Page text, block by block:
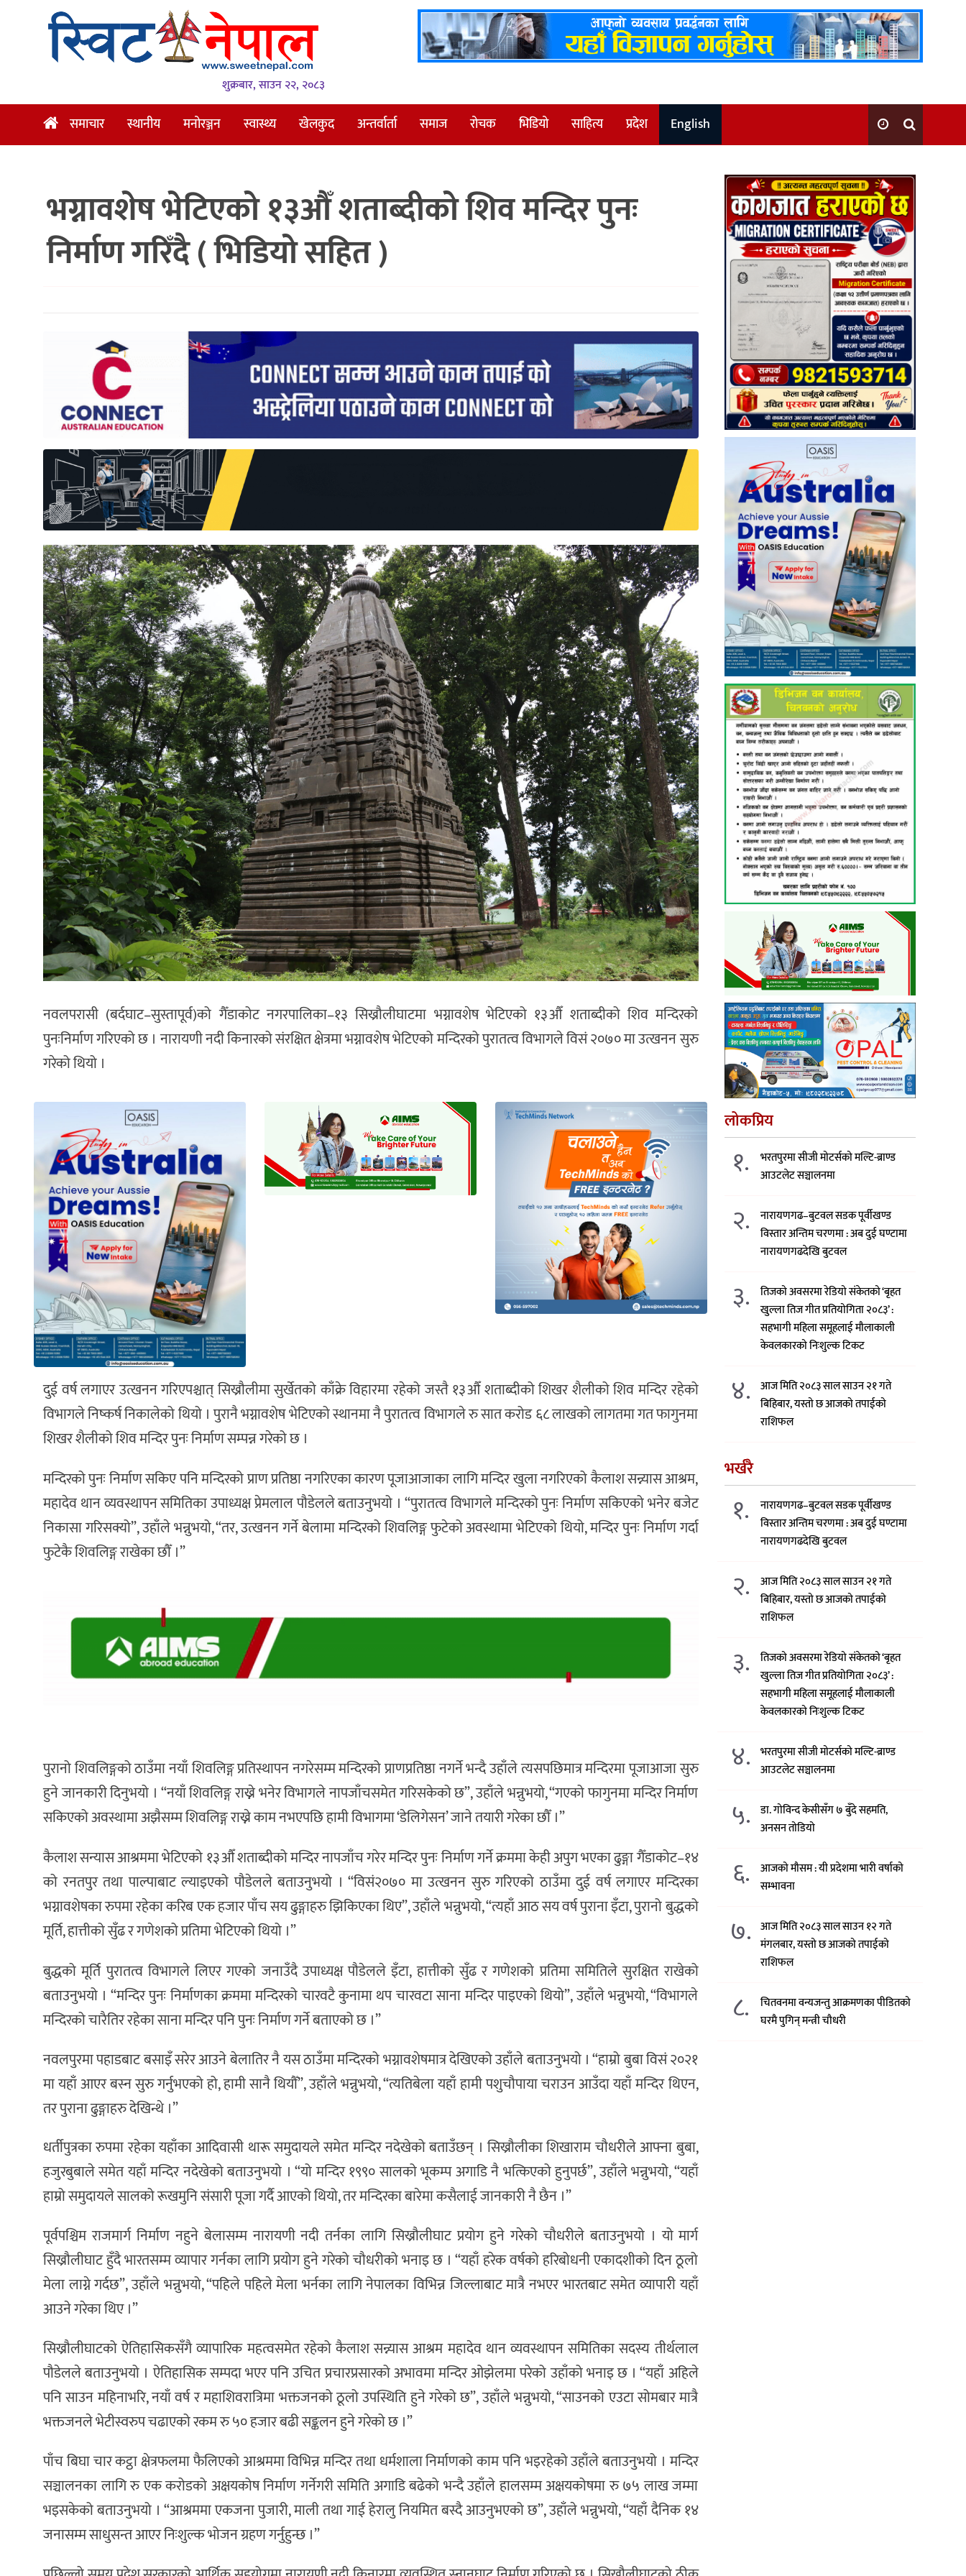
मनोरञ्जन
स्वास्थ्य
अन्तर्वार्ता
समाज
रोचक
शुक्रबार, साउन २२, २०८३
समाचार स्थानीय मनोरञ्जन स्वास्थ्य खेलकुद अन्तर्वार्ता समाज रोचक भिडियो साहित्य प्रदेश English
भग्नावशेष भेटिएको १३औँ शताब्दीको शिव मन्दिर पुनः
निर्माण गरिँदै ( भिडियो सहित )
नवलपरासी (बर्दघाट–सुस्तापूर्व)को गैँडाकोट नगरपालिका–१३ सिख्रौलीघाटमा भग्नावशेष भेटिएको १३औँ शताब्दीको शिव मन्दिरको
पुनःनिर्माण गरिएको छ । नारायणी नदी किनारको संरक्षित क्षेत्रमा भग्नावशेष भेटिएको मन्दिरको पुरातत्व विभागले विसं २०७० मा उत्खनन सुरु
गरेको थियो ।
दुई वर्ष लगाएर उत्खनन गरिएपश्चात् सिख्रौलीमा सुर्खेतको काँक्रे विहारमा रहेको जस्तै १३औँ शताब्दीको शिखर शैलीको शिव मन्दिर रहेको
विभागले निष्कर्ष निकालेको थियो । पुरानै भग्नावशेष भेटिएको स्थानमा नै पुरातत्व विभागले रु सात करोड ६८ लाखको लागतमा गत फागुनमा
शिखर शैलीको शिव मन्दिर पुनः निर्माण सम्पन्न गरेको छ ।
मन्दिरको पुनः निर्माण सकिए पनि मन्दिरको प्राण प्रतिष्ठा नगरिएका कारण पूजाआजाका लागि मन्दिर खुला नगरिएको कैलाश सन्न्यास आश्रम,
महादेव थान व्यवस्थापन समितिका उपाध्यक्ष प्रेमलाल पौडेलले बताउनुभयो । “पुरातत्व विभागले मन्दिरको पुनः निर्माण सकिएको भनेर बजेट
निकासा गरिसक्यो”, उहाँले भन्नुभयो, “तर, उत्खनन गर्ने बेलामा मन्दिरको शिवलिङ्ग फुटेको अवस्थामा भेटिएको थियो, मन्दिर पुनः निर्माण गर्दा
फुटेकै शिवलिङ्ग राखेका छौँ ।”
पुरानो शिवलिङ्गको ठाउँमा नयाँ शिवलिङ्ग प्रतिस्थापन नगरेसम्म मन्दिरको प्राणप्रतिष्ठा नगर्ने भन्दै उहाँले त्यसपछिमात्र मन्दिरमा पूजाआजा सुरु
हुने जानकारी दिनुभयो । “नयाँ शिवलिङ्ग राख्ने भनेर विभागले नापजाँचसमेत गरिसकेको छ”, उहाँले भन्नुभयो, “गएको फागुनमा मन्दिर निर्माण
सकिएको अवस्थामा अझैसम्म शिवलिङ्ग राख्ने काम नभएपछि हामी विभागमा ‘डेलिगेसन’ जाने तयारी गरेका छौँ ।”
कैलाश सन्यास आश्रममा भेटिएको १३औँ शताब्दीको मन्दिर नापजाँच गरेर मन्दिर पुनः निर्माण गर्ने क्रममा केही अपुग भएका ढुङ्गा गैँडाकोट–१४
को रनतपुर तथा पाल्पाबाट ल्याइएको पौडेलले बताउनुभयो । “विसं२०७० मा उत्खनन सुरु गरिएको ठाउँमा दुई वर्ष लगाएर मन्दिरका
भग्नावशेषका रुपमा रहेका करिब एक हजार पाँच सय ढुङ्गाहरु झिकिएका थिए”, उहाँले भन्नुभयो, “त्यहाँ आठ सय वर्ष पुराना इँटा, पुरानो बुद्धको
मूर्ति, हात्तीको सुँढ र गणेशको प्रतिमा भेटिएको थियो ।”
बुद्धको मूर्ति पुरातत्व विभागले लिएर गएको जनाउँदै उपाध्यक्ष पौडेलले इँटा, हात्तीको सुँढ र गणेशको प्रतिमा समितिले सुरक्षित राखेको
बताउनुभयो । “मन्दिर पुनः निर्माणका क्रममा मन्दिरको चारवटै कुनामा थप चारवटा साना मन्दिर पाइएको थियो”, उहाँले भन्नुभयो, “विभागले
मन्दिरको चारैतिर रहेका साना मन्दिर पनि पुनः निर्माण गर्ने बताएको छ ।”
नवलपुरमा पहाडबाट बसाइँ सरेर आउने बेलातिर नै यस ठाउँमा मन्दिरको भग्नावशेषमात्र देखिएको उहाँले बताउनुभयो । “हाम्रो बुबा विसं २०२१
मा यहाँ आएर बस्न सुरु गर्नुभएको हो, हामी सानै थियौँ”, उहाँले भन्नुभयो, “त्यतिबेला यहाँ हामी पशुचौपाया चराउन आउँदा यहाँ मन्दिर थिएन,
तर पुराना ढुङ्गाहरु देखिन्थे ।”
धर्तीपुत्रका रुपमा रहेका यहाँका आदिवासी थारू समुदायले समेत मन्दिर नदेखेको बताउँछन् । सिख्रौलीका शिखाराम चौधरीले आफ्ना बुबा,
हजुरबुबाले समेत यहाँ मन्दिर नदेखेको बताउनुभयो । “यो मन्दिर १९९० सालको भूकम्प अगाडि नै भत्किएको हुनुपर्छ”, उहाँले भन्नुभयो, “यहाँ
हाम्रो समुदायले सालको रूखमुनि संसारी पूजा गर्दै आएको थियो, तर मन्दिरका बारेमा कसैलाई जानकारी नै छैन ।”
पूर्वपश्चिम राजमार्ग निर्माण नहुने बेलासम्म नारायणी नदी तर्नका लागि सिख्रौलीघाट प्रयोग हुने गरेको चौधरीले बताउनुभयो । यो मार्ग
सिख्रौलीघाट हुँदै भारतसम्म व्यापार गर्नका लागि प्रयोग हुने गरेको चौधरीको भनाइ छ । “यहाँ हरेक वर्षको हरिबोधनी एकादशीको दिन ठूलो
मेला लाग्ने गर्दछ”, उहाँले भन्नुभयो, “पहिले पहिले मेला भर्नका लागि नेपालका विभिन्न जिल्लाबाट मात्रै नभएर भारतबाट समेत व्यापारी यहाँ
आउने गरेका थिए ।”
सिख्रौलीघाटको ऐतिहासिकसँगै व्यापारिक महत्वसमेत रहेको कैलाश सन्न्यास आश्रम महादेव थान व्यवस्थापन समितिका सदस्य तीर्थलाल
पौडेलले बताउनुभयो । ऐतिहासिक सम्पदा भएर पनि उचित प्रचारप्रसारको अभावमा मन्दिर ओझेलमा परेको उहाँको भनाइ छ । “यहाँ अहिले
पनि साउन महिनाभरि, नयाँ वर्ष र महाशिवरात्रिमा भक्तजनको ठूलो उपस्थिति हुने गरेको छ”, उहाँले भन्नुभयो, “साउनको एउटा सोमबार मात्रै
भक्तजनले भेटीस्वरुप चढाएको रकम रु ५० हजार बढी सङ्कलन हुने गरेको छ ।”
पाँच बिघा चार कट्ठा क्षेत्रफलमा फैलिएको आश्रममा विभिन्न मन्दिर तथा धर्मशाला निर्माणको काम पनि भइरहेको उहाँले बताउनुभयो । मन्दिर
सञ्चालनका लागि रु एक करोडको अक्षयकोष निर्माण गर्नेगरी समिति अगाडि बढेको भन्दै उहाँले हालसम्म अक्षयकोषमा रु ७५ लाख जम्मा
भइसकेको बताउनुभयो । “आश्रममा एकजना पुजारी, माली तथा गाई हेरालु नियमित बस्दै आउनुभएको छ”, उहाँले भन्नुभयो, “यहाँ दैनिक १४
जनासम्म साधुसन्त आएर निःशुल्क भोजन ग्रहण गर्नुहुन्छ ।”
लोकप्रिय
१.
भरतपुरमा सीजी मोटर्सको मल्टि-ब्राण्ड
आउटलेट सञ्चालनमा
२.
नारायणगढ–बुटवल सडक पूर्वीखण्ड
विस्तार अन्तिम चरणमा : अब दुई घण्टामा
नारायणगढदेखि बुटवल
३.
तिजको अवसरमा रेडियो संकेतको ‘बृहत
खुल्ला तिज गीत प्रतियोगिता २०८३’ :
सहभागी महिला समूहलाई मौलाकाली
केवलकारको निःशुल्क टिकट
४.
आज मिति २०८३ साल साउन २१ गते
बिहिबार, यस्तो छ आजको तपाईको
राशिफल
भर्खरै
१.
नारायणगढ–बुटवल सडक पूर्वीखण्ड
विस्तार अन्तिम चरणमा : अब दुई घण्टामा
नारायणगढदेखि बुटवल
२.
आज मिति २०८३ साल साउन २१ गते
बिहिबार, यस्तो छ आजको तपाईको
राशिफल
३.
तिजको अवसरमा रेडियो संकेतको ‘बृहत
खुल्ला तिज गीत प्रतियोगिता २०८३’ :
सहभागी महिला समूहलाई मौलाकाली
केवलकारको निःशुल्क टिकट
४.
भरतपुरमा सीजी मोटर्सको मल्टि-ब्राण्ड
आउटलेट सञ्चालनमा
५.
डा. गोविन्द केसीसँग ७ बुँदे सहमति,
अनसन तोडियो
६.
आजको मौसम : यी प्रदेशमा भारी वर्षाको
सम्भावना
७. आज मिति २०८३ साल साउन १२ गते
मंगलबार, यस्तो छ आजको तपाईको
राशिफल
८.
चितवनमा वन्यजन्तु आक्रमणका पीडितको
घरमै पुगिन् मन्त्री चौधरी